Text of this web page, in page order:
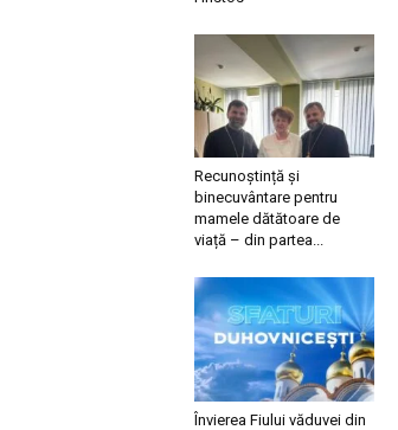
Recunoștință și
binecuvântare pentru
mamele dătătoare de
viață – din partea...
Învierea Fiului văduvei din